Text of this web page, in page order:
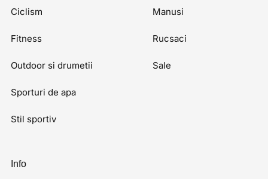
Ciclism
Fitness
Outdoor si drumetii
Sporturi de apa
Stil sportiv
Manusi
Rucsaci
Sale
Info